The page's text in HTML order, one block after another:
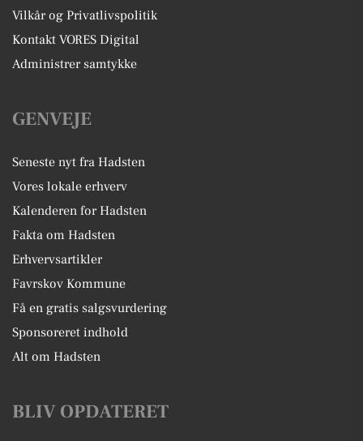
Vilkår og Privatlivspolitik
Kontakt VORES Digital
Administrer samtykke
GENVEJE
Seneste nyt fra Hadsten
Vores lokale erhverv
Kalenderen for Hadsten
Fakta om Hadsten
Erhvervsartikler
Favrskov Kommune
Få en gratis salgsvurdering
Sponsoreret indhold
Alt om Hadsten
BLIV OPDATERET